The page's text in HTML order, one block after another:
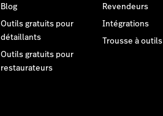
Blog
Outils gratuits pour
détaillants
Outils gratuits pour
restaurateurs
Revendeurs
Intégrations
Trousse à outils